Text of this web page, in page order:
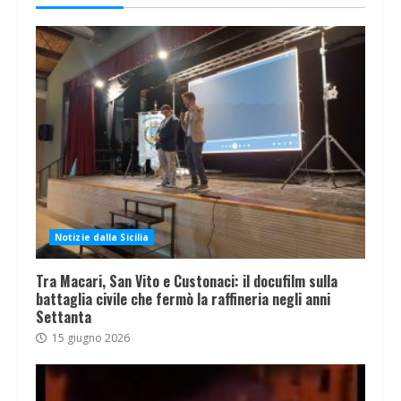
Notizie dalla Sicilia
Tra Macari, San Vito e Custonaci: il docufilm sulla
battaglia civile che fermò la raffineria negli anni
Settanta
15 giugno 2026